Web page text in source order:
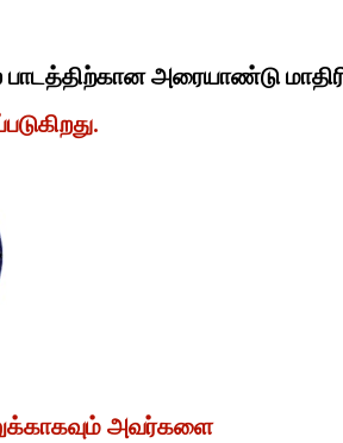
பாடத்திற்கான அரையாண்டு
அவர்களை